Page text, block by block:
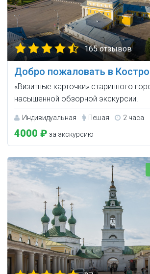
165 отзывов
Добро пожаловать в
«Визитные карточки» старинного
насыщенной обзорной экскурсии.
Индивидуальная Пешая 2 часа
4000 ₽ за экскурсию